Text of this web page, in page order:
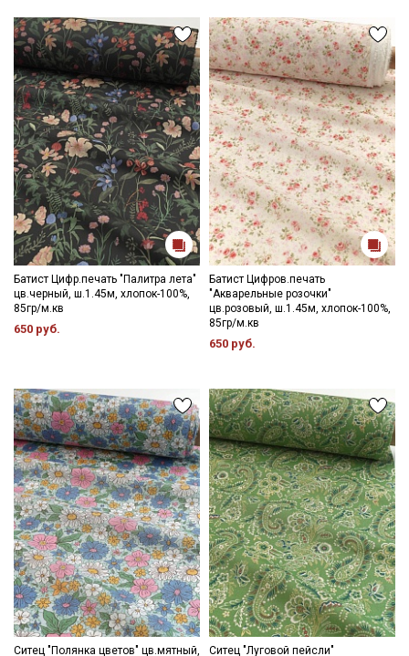
Батист Цифр.печать "Палитра лета"
цв.черный, ш.1.45м, хлопок-100%,
85гр/м.кв
650 руб.
Батист Цифров.печать
"Акварельные розочки"
цв.розовый, ш.1.45м, хлопок-100%,
85гр/м.кв
650 руб.
Ситец "Полянка цветов" цв.мятный,
Ситец "Луговой пейсли"
Электронная почта
Подписаться
Ознакомлен(а) сПолитикой обработки персональных
данныхи даю
Согласие на обработку персональных
данных
ДаюСогласие на получение рекламных и
информационных рассылок